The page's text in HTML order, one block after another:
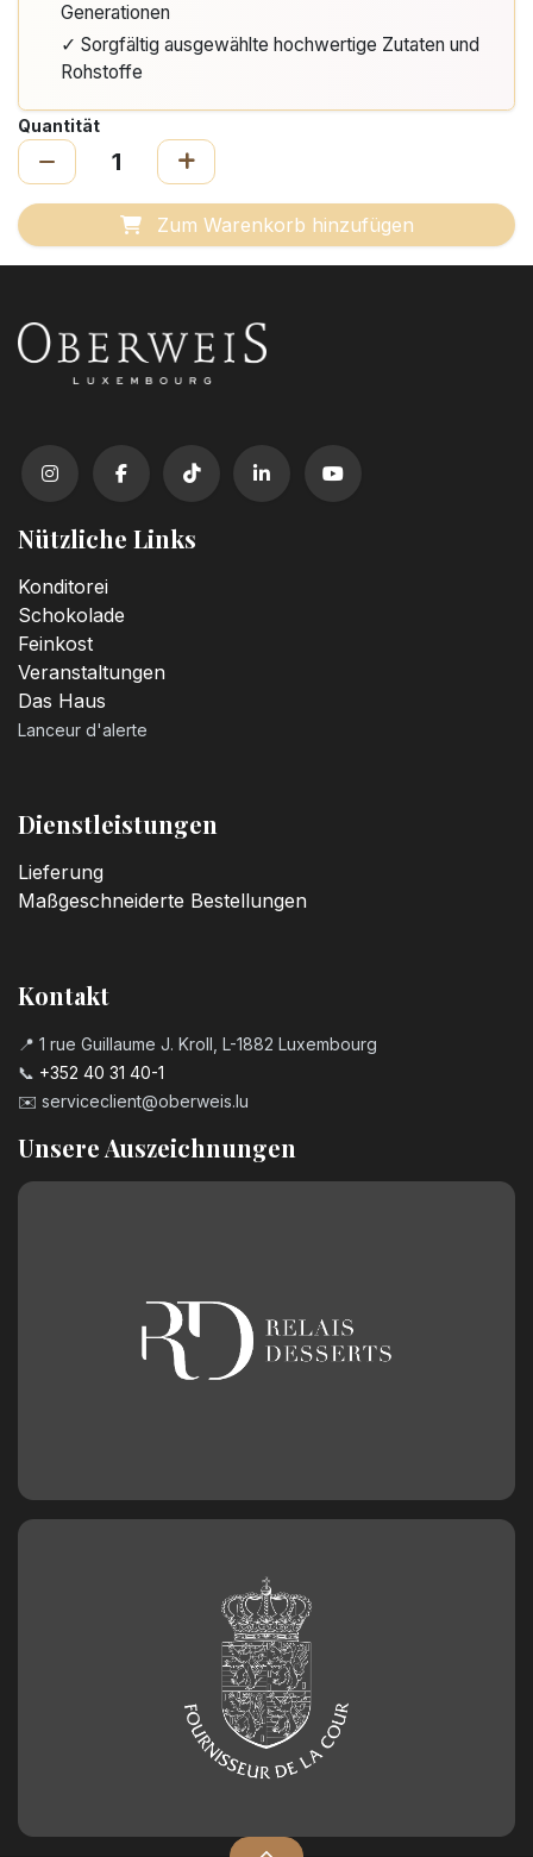
Generationen
✓ Sorgfältig ausgewählte hochwertige Zutaten und
Rohstoffe
Quantität
Zum Warenkorb hinzufügen
Nützliche Links
Konditorei
Schokolade
Feinkost
Veranstaltungen
Das Haus
Lanceur d'alerte
Dienstleistungen
Lieferung
Maßgeschneiderte Bestellungen
Kontakt
📍 1 rue Guillaume J. Kroll, L-1882 Luxembourg
📞 +352 40 31 40-1
✉️ serviceclient@oberweis.lu
Unsere Auszeichnungen